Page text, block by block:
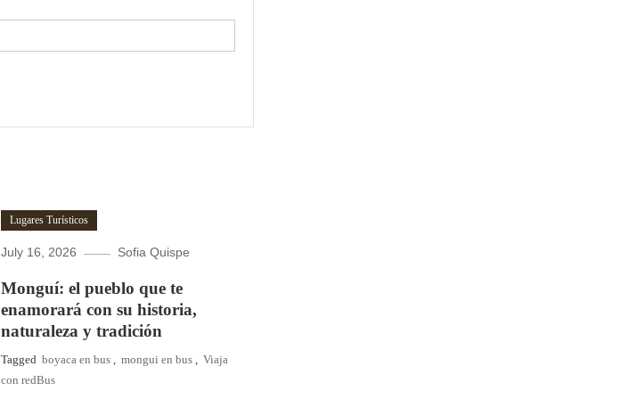
Lugares Turísticos
July 16, 2026 Sofia Quispe
Monguí: el pueblo que te
enamorará con su historia,
naturaleza y tradición
Tagged boyaca en bus , mongui en bus , Viaja
con redBus